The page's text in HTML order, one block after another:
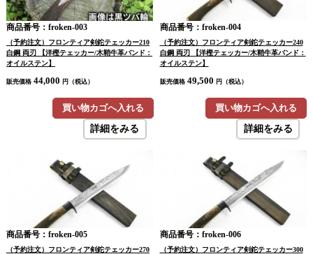
商品番号：froken-003
（予約注文）フロンティア剣鉈テェッカー210
白鋼 両刃 【洋樫テェッカー/木鞘牛革バンド：
オイルステン】
販売価格 44,000 円（税込）
買い物カゴへ入れる
詳細をみる
商品番号：froken-004
（予約注文）フロンティア剣鉈テェッカー240
白鋼 両刃 【洋樫テェッカー/木鞘牛革バンド：
オイルステン】
販売価格 49,500 円（税込）
買い物カゴへ入れる
詳細をみる
商品番号：froken-005
（予約注文）フロンティア剣鉈テェッカー270
商品番号：froken-006
（予約注文）フロンティア剣鉈テェッカー300